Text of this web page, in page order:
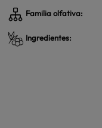
Familia olfativa:
Ingredientes: